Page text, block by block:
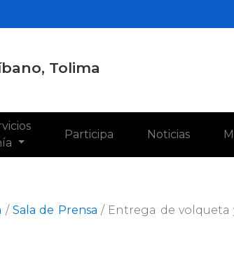
Tolima
Participa Noticias
/Sala de Prensa / Entrega de